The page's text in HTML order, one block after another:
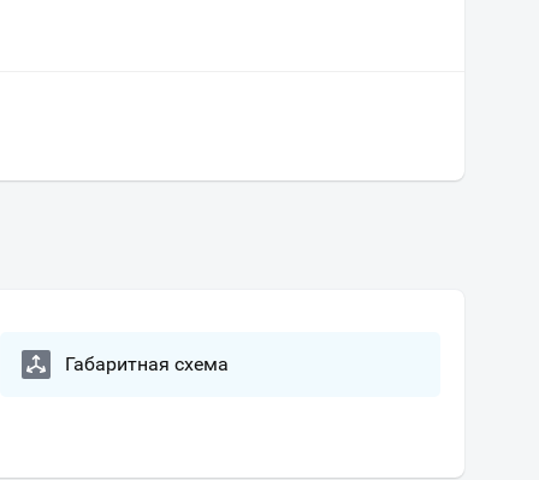
Габаритная схема